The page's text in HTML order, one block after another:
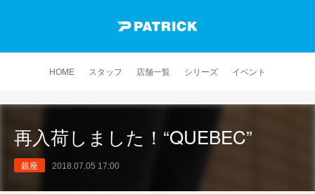
HOME スタッフ 店舗一覧 シリーズ イベント
再入荷しました！“QUEBEC”
銀座 2018.07.05 17:00